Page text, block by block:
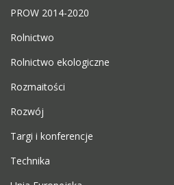
PROW 2014-2020
Rolnictwo
Rolnictwo ekologiczne
Rozmaitości
Rozwój
Targi i konferencje
Technika